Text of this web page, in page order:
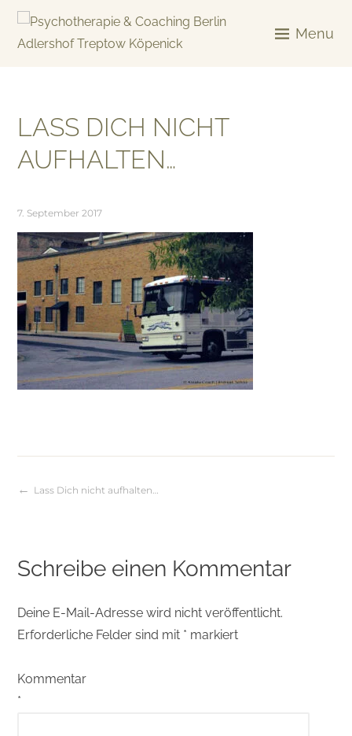
Skip
Menu
LASS DICH NICHT
AUFHALTEN…
7. September 2017
Beitragsnavigation
Lass Dich nicht aufhalten…
Schreibe einen Kommentar
Deine E-Mail-Adresse wird nicht veröffentlicht.
Erforderliche Felder sind mit * markiert
Kommentar
*